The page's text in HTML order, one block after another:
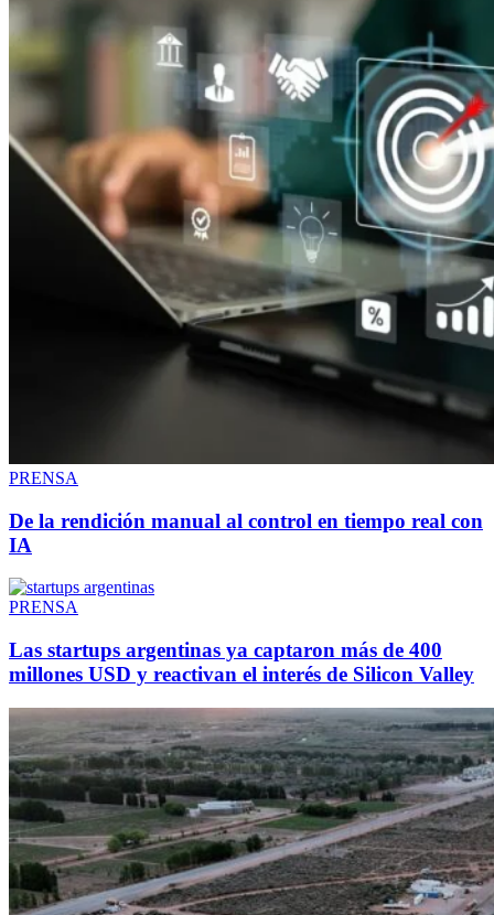
PRENSA
De la rendición manual al control en tiempo real con
IA
PRENSA
Las startups argentinas ya captaron más de 400
millones USD y reactivan el interés de Silicon Valley